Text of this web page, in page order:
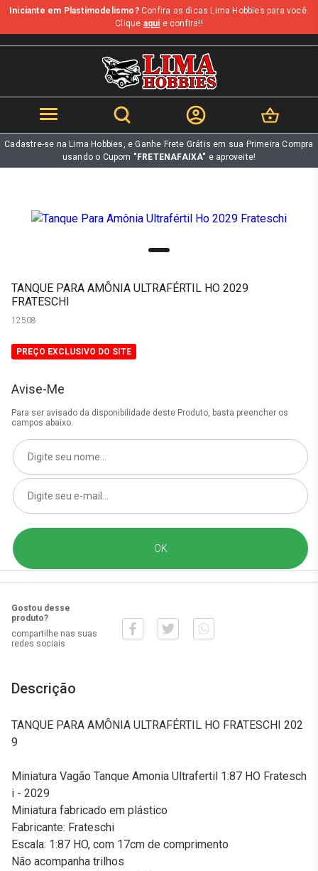
b
Iniciante em Plastimodelismo?Confira as dicas Lima Hobbies para você.
Clique aqui e confira!!
Cadastre-se na Lima Hobbies, e Ganhe Frete Grátis em sua Primeira Compra
usando o Cupom "FRETENAFAIXA" e aproveite!
TANQUE PARA AMÔNIA ULTRAFÉRTIL HO 2029
FRATESCHI
12508
PREÇO EXCLUSIVO DO SITE
Avise-Me
Para ser avisado da disponibilidade deste Produto, basta preencher os
campos abaixo.
Gostou desse
produto?
compartilhe nas suas
redes sociais
Descrição
TANQUE PARA AMÔNIA ULTRAFÉRTIL HO FRATESCHI 202
9
Miniatura Vagão Tanque Amonia Ultrafertil 1:87 HO Fratesch
i - 2029
Miniatura fabricado em plástico
Fabricante: Frateschi
Escala: 1:87 HO, com 17cm de comprimento
Não acompanha trilhos